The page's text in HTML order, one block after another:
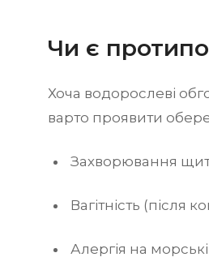
Чи є
Хоча водорослеві
варто проявити
Захворювання
Вагітність (після
Алергія на